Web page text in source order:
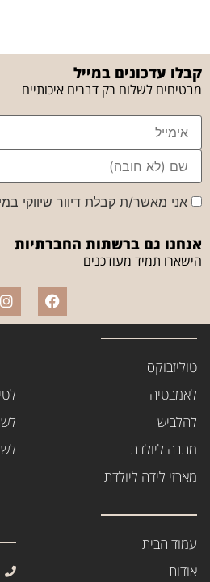
קבלו עדכונים במייל
מבטיחים לשלוח רק דברים איכותיים
אני מאשר/ת קבלת דיוור שיווקי
אנחנו גם ברשתות החברתיות
הישארו תמיד מעודכנים
טוליזבוקס
לאמבטיה
להלביש
מתנה ליולדת
מארזי לידה ליולדת
עמוד הבית
אודות